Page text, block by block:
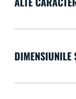
DIMENSIUNILE